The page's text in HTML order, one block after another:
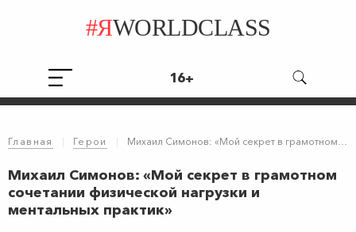
#ЯWORLDCLASS
16+
Главная | Герои | Михаил Симонов: «Мой секрет в грамотном сочетании физической нагрузки и ментальных практик»
Михаил Симонов: «Мой секрет в грамотном
сочетании физической нагрузки и
ментальных практик»